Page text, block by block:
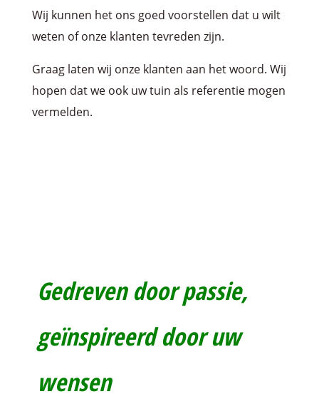
Wij kunnen het ons goed voorstellen dat u wilt
weten of onze klanten tevreden zijn.
Graag laten wij onze klanten aan het woord. Wij
hopen dat we ook uw tuin als referentie mogen
vermelden.
Gedreven door passie,
geïnspireerd door uw
wensen